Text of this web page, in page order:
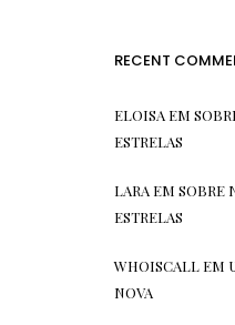
RECENT
ELOISA EM
ESTRELAS
LARA EMSOBRE
ESTRELAS
WHOISCALL EM
NOVA